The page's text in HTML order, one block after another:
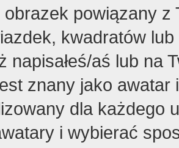
powiązany z
kwadratów
napisałeś/aś lub na
znany jako
dla każdego
i wybierać